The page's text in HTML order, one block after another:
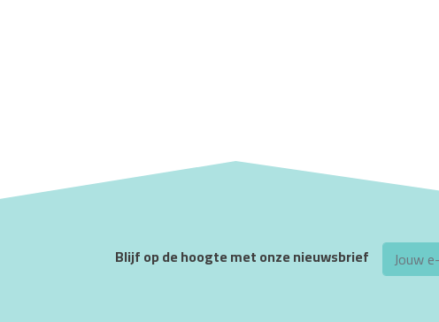
Blijf op de hoogte met onze nieuwsbrief